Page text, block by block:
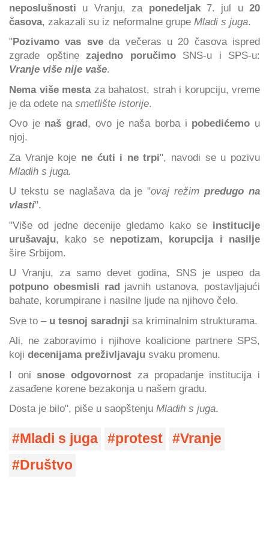
neposlušnosti u Vranju, za ponedeljak 7. jul u 20
časova, zakazali su iz neformalne grupe Mladi s juga.
"Pozivamo vas sveda večeras u 20 časova ispred
zgrade opštine zajedno poručimoSNS-u i SPS-u:
Vranje više nije vaše.
Nema više mestaza bahatost, strah i korupciju, vreme
je da odete na smetlište istorije.
Ovo jenaš grad , ovo je naša borba i pobedićemo u
njoj.
Za Vranje koje ne ćuti i ne trpi", navodi se u pozivu
Mladih s juga.
U tekstu se naglašava da je "ovaj režimpredugo na
vlasti".
"Više od jedne decenije gledamo kako se institucije
urušavaju, kako se nepotizam, korupcija i nasilje
šire Srbijom.
U Vranju, za samo devet godina, SNS je uspeo da
potpuno obesmisli rad
javnih ustanova, postavljajući
bahate, korumpirane i nasilne ljude na njihovo čelo.
Sve to – u tesnoj saradnji sa kriminalnim strukturama.
Ali, ne zaboravimo i njihove koalicione partnere SPS,
koji decenijama preživljavaju svaku promenu.
I onisnose odgovornost za propadanje institucija i
zasađene korene bezakonja u našem gradu.
Dosta je bilo", piše u saopštenju Mladih s juga.
Mladi s juga protest
Vranje
Društvo